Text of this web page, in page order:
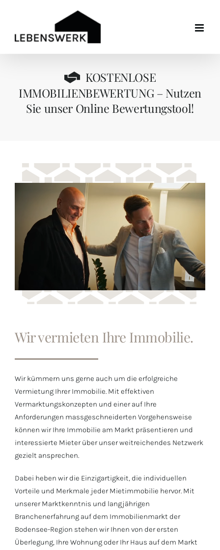
KOSTENLOSE
IMMOBILIENBEWERTUNG – Nutzen
Sie unser Online Bewertungstool!
Wir vermieten Ihre Immobilie.
Wir kümmern uns gerne auch um die erfolgreiche
Vermietung Ihrer Immobilie. Mit effektiven
Vermarktungskonzepten und einer auf Ihre
Anforderungen massgeschneiderten Vorgehensweise
können wir Ihre Immobilie am Markt präsentieren und
interessierte Mieter über unser weitreichendes Netzwerk
gezielt ansprechen.
Dabei heben wir die Einzigartigkeit, die individuellen
Vorteile und Merkmale jeder Mietimmobilie hervor. Mit
unserer Marktkenntnis und langjährigen
Branchenerfahrung auf dem Immobilienmarkt der
Bodensee-Region stehen wir Ihnen von der ersten
Überlegung, Ihre Wohnung oder Ihr Haus auf dem Markt